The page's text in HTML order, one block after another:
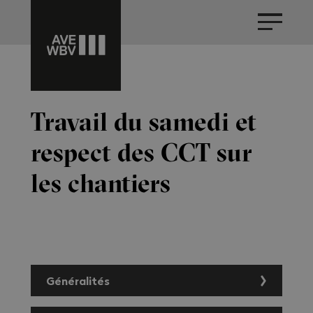
Travail du samedi et
respect des CCT sur
les chantiers
Généralités